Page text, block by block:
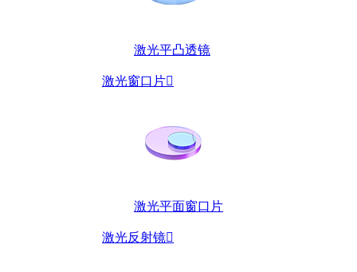
激光平凸透镜
激光窗口片
激光平面窗口片
激光反射镜